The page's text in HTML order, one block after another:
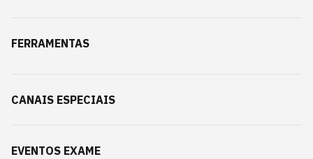
FERRAMENTAS
CANAIS ESPECIAIS
EVENTOS EXAME